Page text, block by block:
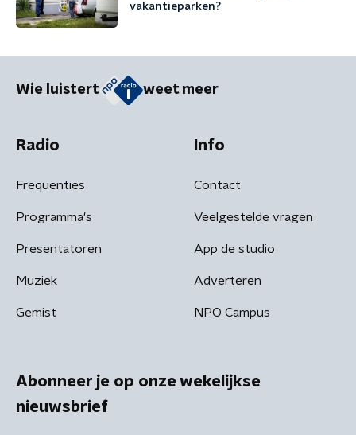
vakantieparken?
Wie luistert weet meer
Radio
Frequenties
Programma's
Presentatoren
Muziek
Gemist
Info
Contact
Veelgestelde vragen
App de studio
Adverteren
NPO Campus
Abonneer je op onze wekelijkse
nieuwsbrief